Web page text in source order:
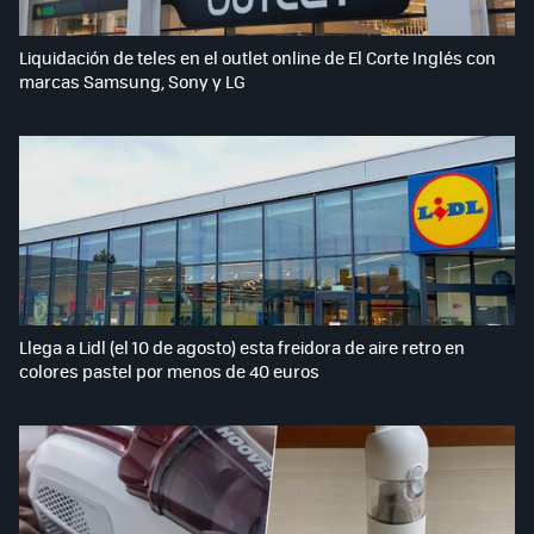
Liquidación de teles en el outlet online de El Corte Inglés con
marcas Samsung, Sony y LG
Llega a Lidl (el 10 de agosto) esta freidora de aire retro en
colores pastel por menos de 40 euros